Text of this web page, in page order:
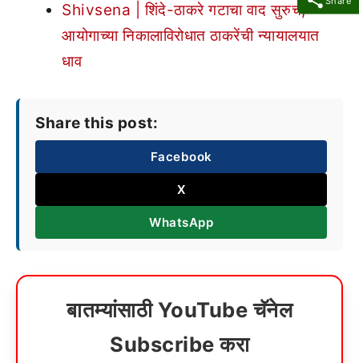
Shivsena | शिंदे-ठाकरे गटाचा वाद सुरुच;
आयोगाच्या निकालाविरोधात ठाकरेंची न्यायालयात
धाव
Share this post:
Facebook
X
WhatsApp
बातम्यांसाठी YouTube चॅनेल
Subscribe करा